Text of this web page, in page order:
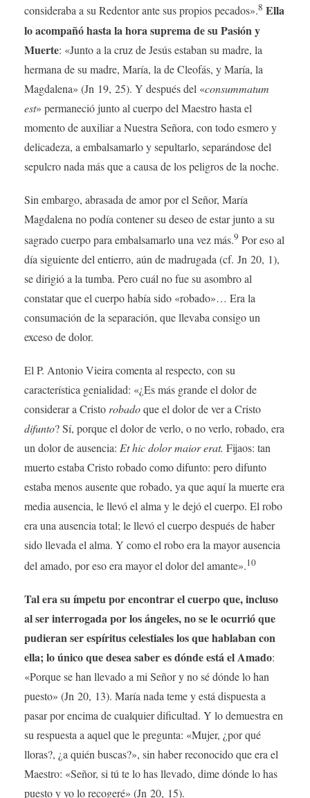
consideraba a su Redentor ante sus propios pecados».8 Ella
lo acompañó hasta la hora suprema de su Pasión y
Muerte: «Junto a la cruz de Jesús estaban su madre, la
hermana de su madre, María, la de Cleofás, y María, la
Magdalena» (Jn 19, 25). Y después del «consummatum
est» permaneció junto al cuerpo del Maestro hasta el
momento de auxiliar a Nuestra Señora, con todo esmero y
delicadeza, a embalsamarlo y sepultarlo, separándose del
sepulcro nada más que a causa de los peligros de la noche.
Sin embargo, abrasada de amor por el Señor, María
Magdalena no podía contener su deseo de estar junto a su
sagrado cuerpo para embalsamarlo una vez más.9 Por eso al
día siguiente del entierro, aún de madrugada (cf. Jn 20, 1),
se dirigió a la tumba. Pero cuál no fue su asombro al
constatar que el cuerpo había sido «robado»… Era la
consumación de la separación, que llevaba consigo un
exceso de dolor.
El P. Antonio Vieira comenta al respecto, con su
característica genialidad: «¿Es más grande el dolor de
considerar a Cristo robadoque el dolor de ver a Cristo
difunto? Sí, porque el dolor de verlo, o no verlo, robado, era
un dolor de ausencia: Et hic dolor maior erat. Fijaos: tan
muerto estaba Cristo robado como difunto: pero difunto
estaba menos ausente que robado, ya que aquí la muerte era
media ausencia, le llevó el alma y le dejó el cuerpo. El robo
era una ausencia total; le llevó el cuerpo después de haber
sido llevada el alma. Y como el robo era la mayor ausencia
del amado, por eso era mayor el dolor del amante».10
Tal era su ímpetu por encontrar el cuerpo que, incluso
al ser interrogada por los ángeles, no se le ocurrió que
pudieran ser espíritus celestiales los que hablaban con
ella; lo único que desea saber es dónde está el Amado:
«Porque se han llevado a mi Señor y no sé dónde lo han
puesto» (Jn 20, 13). María nada teme y está dispuesta a
pasar por encima de cualquier dificultad. Y lo demuestra en
su respuesta a aquel que le pregunta: «Mujer, ¿por qué
lloras?, ¿a quién buscas?», sin haber reconocido que era el
Maestro: «Señor, si tú te lo has llevado, dime dónde lo has
puesto y yo lo recogeré» (Jn 20, 15).